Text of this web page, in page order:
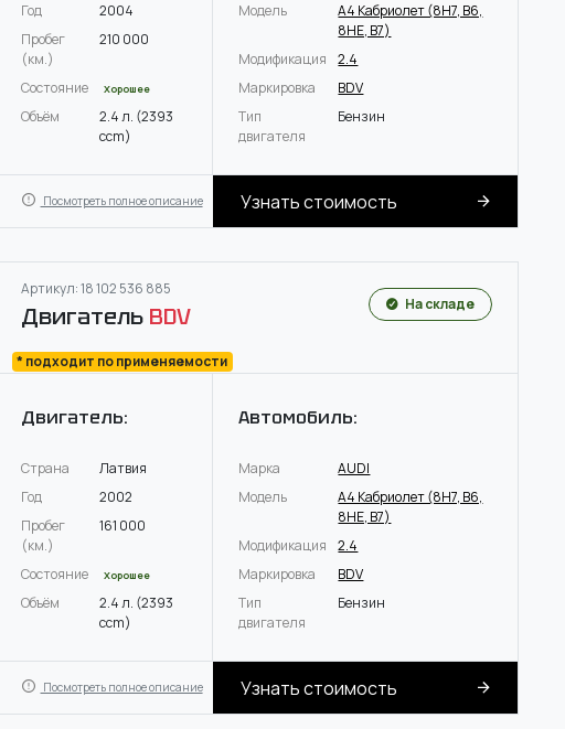
Год
2004
Пробег
(км.)
210 000
Состояние Хорошее
Объём
2.4 л. (2393
ccm)
Модель
A4 Кабриолет (8H7, B6,
8HE, B7)
Модификация
2.4
Маркировка
BDV
Тип
двигателя
Бензин
Посмотреть полное описание Узнать стоимость
Артикул: 18 102 536 885
Двигатель BDV
* подходит по применяемости
На складе
Двигатель:
Страна
Латвия
Год
2002
Пробег
(км.)
161 000
Состояние Хорошее
Объём
2.4 л. (2393
ccm)
Автомобиль:
Марка
AUDI
Модель
A4 Кабриолет (8H7, B6,
8HE, B7)
Модификация
2.4
Маркировка
BDV
Тип
двигателя
Бензин
Посмотреть полное описание Узнать стоимость